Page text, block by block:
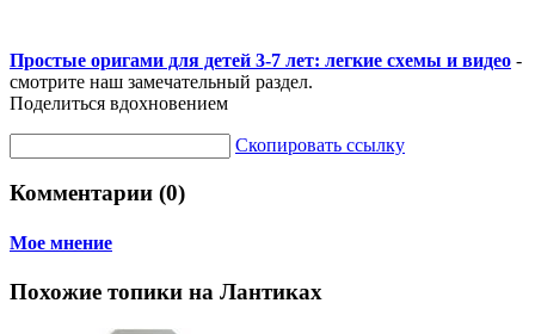
Простые оригами для детей 3-7 лет: легкие схемы и видео -
смотрите наш замечательный раздел.
Поделиться вдохновением
Скопировать ссылку
Комментарии (0)
Мое мнение
Похожие топики на Лантиках